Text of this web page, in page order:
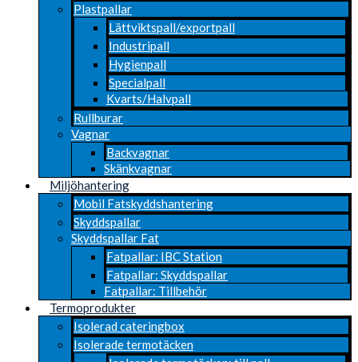
Plastpallar
Lättviktspall/exportpall
Industripall
Hygienpall
Specialpall
Kvarts/Halvpall
Rullburar
Vagnar
Backvagnar
Skänkvagnar
Miljöhantering
Mobil Fatskyddshantering
Skyddspallar
Skyddspallar Fat
Fatpallar: IBC Station
Fatpallar: Skyddspallar
Fatpallar: Tillbehör
Termoprodukter
Isolerad cateringbox
Isolerade termotäcken